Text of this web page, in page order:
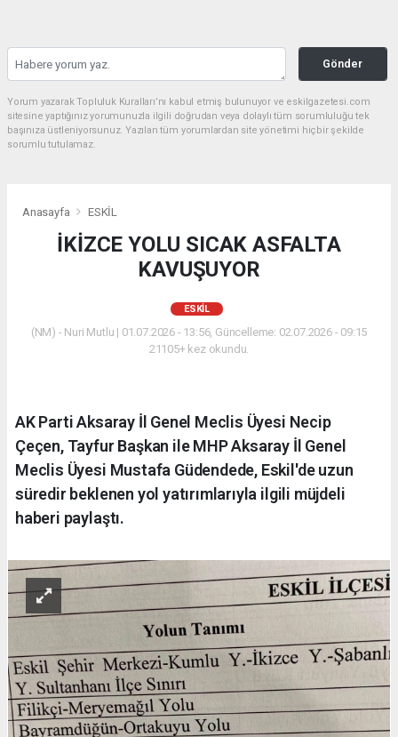
Gönder
Yorum yazarak Topluluk Kuralları’nı kabul etmiş bulunuyor ve eskilgazetesi.com
sitesine yaptığınız yorumunuzla ilgili doğrudan veya dolaylı tüm sorumluluğu tek
başınıza üstleniyorsunuz. Yazılan tüm yorumlardan site yönetimi hiçbir şekilde
sorumlu tutulamaz.
Anasayfa ESKİL
İKİZCE YOLU SICAK ASFALTA
KAVUŞUYOR
ESKİL
(NM) - Nuri Mutlu | 01.07.2026 - 13:56, Güncelleme: 02.07.2026 - 09:15
21105+ kez okundu.
AK Parti Aksaray İl Genel Meclis Üyesi Necip
Çeçen, Tayfur Başkan ile MHP Aksaray İl Genel
Meclis Üyesi Mustafa Güdendede, Eskil'de uzun
süredir beklenen yol yatırımlarıyla ilgili müjdeli
haberi paylaştı.